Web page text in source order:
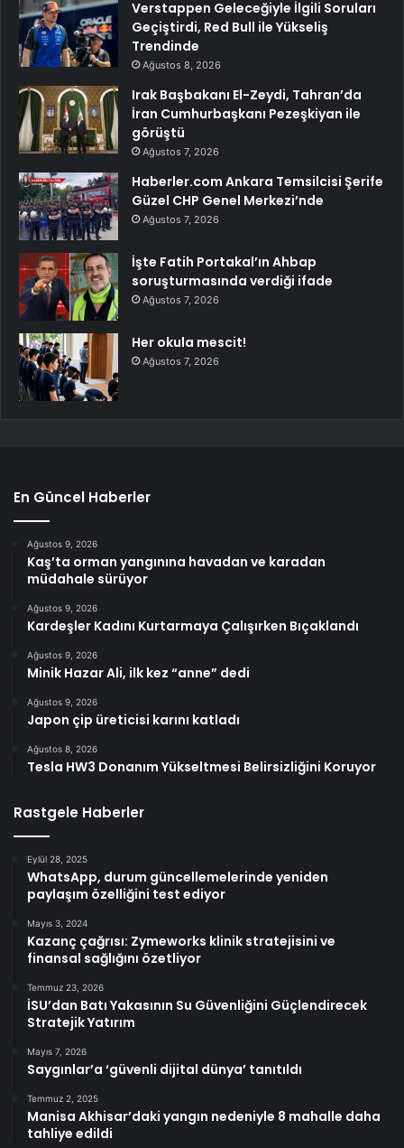
Verstappen Geleceğiyle İlgili Soruları
Geçiştirdi, Red Bull ile Yükseliş
Trendinde
Ağustos 8, 2026
Irak Başbakanı El-Zeydi, Tahran’da
İran Cumhurbaşkanı Pezeşkiyan ile
görüştü
Ağustos 7, 2026
Haberler.com Ankara Temsilcisi Şerife
Güzel CHP Genel Merkezi’nde
Ağustos 7, 2026
İşte Fatih Portakal’ın Ahbap
soruşturmasında verdiği ifade
Ağustos 7, 2026
Her okula mescit!
Ağustos 7, 2026
En Güncel Haberler
Ağustos 9, 2026
Kaş’ta orman yangınına havadan ve karadan
müdahale sürüyor
Ağustos 9, 2026
Kardeşler Kadını Kurtarmaya Çalışırken Bıçaklandı
Ağustos 9, 2026
Minik Hazar Ali, ilk kez “anne” dedi
Ağustos 9, 2026
Japon çip üreticisi karını katladı
Ağustos 8, 2026
Tesla HW3 Donanım Yükseltmesi Belirsizliğini Koruyor
Rastgele Haberler
Eylül 28, 2025
WhatsApp, durum güncellemelerinde yeniden
paylaşım özelliğini test ediyor
Mayıs 3, 2024
Kazanç çağrısı: Zymeworks klinik stratejisini ve
finansal sağlığını özetliyor
Temmuz 23, 2026
İSU’dan Batı Yakasının Su Güvenliğini Güçlendirecek
Stratejik Yatırım
Mayıs 7, 2026
Saygınlar’a ‘güvenli dijital dünya’ tanıtıldı
Temmuz 2, 2025
Manisa Akhisar’daki yangın nedeniyle 8 mahalle daha
tahliye edildi